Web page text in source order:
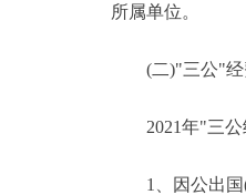
所属单位。
(二)"三公"经
2021年"三公经
1、因公出国(